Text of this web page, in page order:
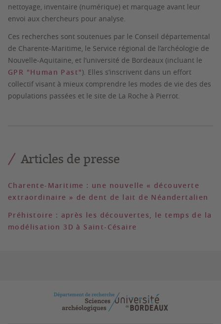
nettoyage, inventaire (numérique) et marquage avant leur
envoi aux chercheurs pour analyse.
Ces recherches sont soutenues par le Conseil départemental
de Charente-Maritime, le Service régional de l’archéologie de
Nouvelle-Aquitaine, et l’université de Bordeaux (incluant le
GPR "Human Past"). Elles s’inscrivent dans un effort
collectif visant à mieux comprendre les modes de vie des des
populations passées et le site de La Roche à Pierrot.
Articles de presse
Charente-Maritime : une nouvelle « découverte
extraordinaire » de dent de lait de Néandertalien
Préhistoire : après les découvertes, le temps de la
modélisation 3D à Saint-Césaire